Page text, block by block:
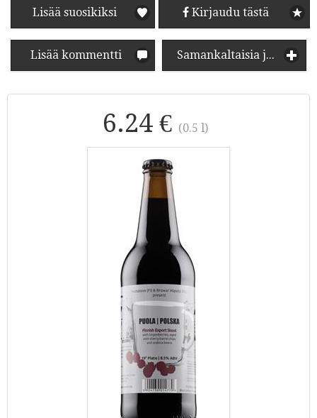
Lisää suosikiksi Kirjaudu tästä
Lisää kommentti Samankaltaisia juomia
6.24 € (0.5 l)